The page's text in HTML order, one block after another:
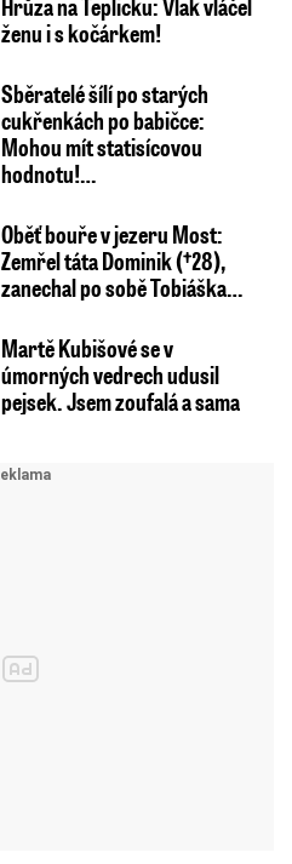
ženu i s kočárkem!
Sběratelé šílí po starých
cukřenkách po babičce:
Mohou mít statisícovou
hodnotu!…
Oběť bouře v jezeru Most:
Zemřel táta Dominik (†28),
zanechal po sobě Tobiáška…
Martě Kubišové se v
úmorných vedrech udusil
pejsek. Jsem zoufalá a sama